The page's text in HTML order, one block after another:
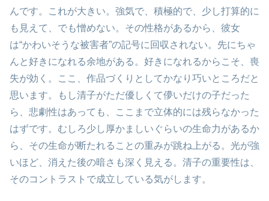
んです。これが大きい。強気で、積極的で、少し打算的に
も見えて、でも憎めない。その性格があるから、彼女
は“かわいそうな被害者”の記号に回収されない。先にちゃ
んと好きになれる余地がある。好きになれるからこそ、喪
失が効く。ここ、作品づくりとしてかなり巧いところだと
思います。もし清子がただ優しくて儚いだけの子だった
ら、悲劇性はあっても、ここまで立体的には残らなかった
はずです。むしろ少し厚かましいぐらいの生命力があるか
ら、その生命が断たれることの重みが跳ね上がる。光が強
いほど、消えた後の暗さも深く見える。清子の重要性は、
そのコントラストで成立している気がします。